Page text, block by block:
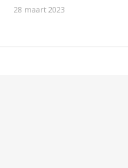
28 maart 2023